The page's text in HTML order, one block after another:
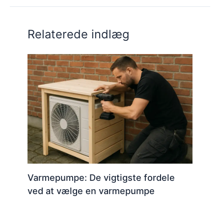
Relaterede indlæg
Varmepumpe: De vigtigste fordele
ved at vælge en varmepumpe